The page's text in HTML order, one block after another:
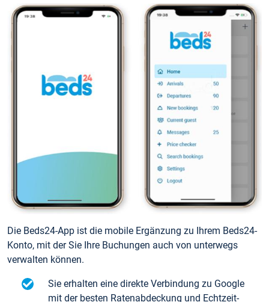
Die Beds24-App ist die mobile Ergänzung zu Ihrem Beds24-
Konto, mit der Sie Ihre Buchungen auch von unterwegs
verwalten können.
Sie erhalten eine direkte Verbindung zu Google
mit der besten Ratenabdeckung und Echtzeit-